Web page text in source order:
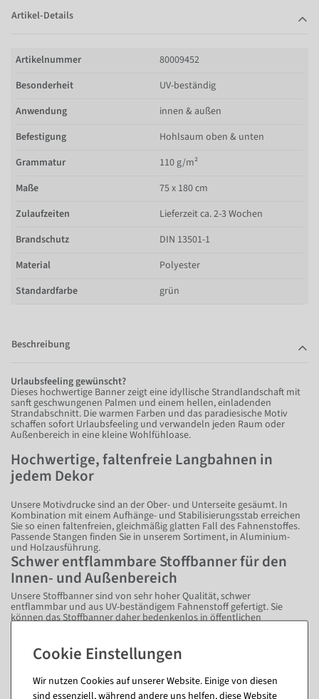
Artikel-Details
Artikelnummer
80009452
Besonderheit
UV-beständig
Anwendung
innen & außen
Befestigung
Hohlsaum oben & unten
Grammatur
110 g/m²
Maße
75 x 180 cm
Zulaufzeiten
Lieferzeit ca. 2-3 Wochen
Brandschutz
DIN 13501-1
Material
Polyester
Standardfarbe
grün
Beschreibung
Urlaubsfeeling gewünscht?
Dieses hochwertige Banner zeigt eine idyllische Strandlandschaft mit
sanft geschwungenen Palmen und einem hellen, einladenden
Strandabschnitt. Die warmen Farben und das paradiesische Motiv
schaffen sofort Urlaubsfeeling und verwandeln jeden Raum oder
Außenbereich in eine kleine Wohlfühloase.
Hochwertige, faltenfreie Langbahnen in
jedem Dekor
Unsere Motivdrucke sind an der Ober- und Unterseite gesäumt. In
Kombination mit einem Aufhänge- und Stabilisierungsstab erreichen
Sie so einen faltenfreien, gleichmäßig glatten Fall des Fahnenstoffes.
Passende Stangen finden Sie in unserem Sortiment, in Aluminium-
und Holzausführung.
Schwer entflammbare Stoffbanner für den
Innen- und Außenbereich
Unsere Stoffbanner sind von sehr hoher Qualität, schwer
entflammbar und aus UV-beständigem Fahnenstoff gefertigt. Sie
können das Stoffbanner daher bedenkenlos in öffentlichen
Kontaktieren Sie uns, wenn Sie die Zertifikate für Ihre Dokumente
benötigen.
Fragen zum Artikel
Wir nutzen Cookies auf unserer Website. Einige von diesen
sind essenziell, während andere uns helfen, diese Website